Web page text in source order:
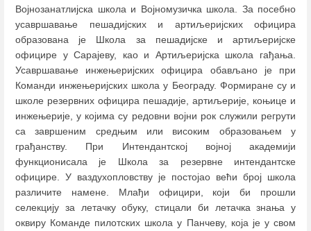
Војнозанатлијска школа и Војномузичка школа. За посебно
усавршавање пешадијских и артиљеријских официра
образована је Школа за пешадијске и артиљеријске
официре у Сарајеву, као и Артиљеријска школа гађања.
Усавршавање инжењеријских официра обављано је при
Команди инжењеријских школа у Београду. Формиране су и
школе резервних официра пешадије, артиљерије, коњице и
инжењерије, у којима су редовни војни рок служили регрути
са завршеним средњим или високим образовањем у
грађанству. При Интендантској војној академији
функционисала је Школа за резервне интендантске
официре. У ваздухопловству је постојао већи број школа
различите намене. Млађи официри, који би прошли
селекцију за летачку обуку, стицали би летачка знања у
оквиру Команде пилотских школа у Панчеву, која је у свом